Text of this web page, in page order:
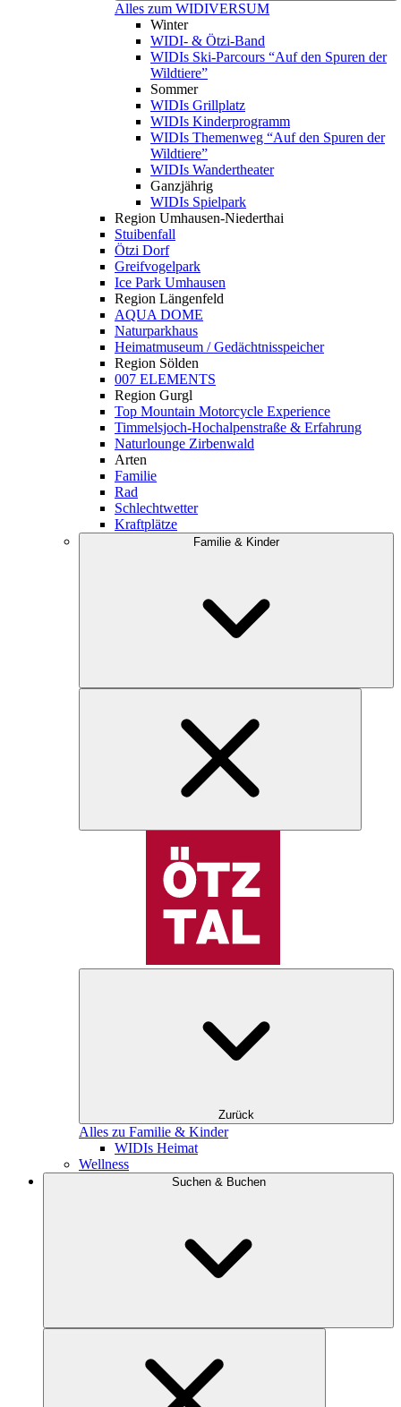
Alles zum WIDIVERSUM
Winter
WIDI- & Ötzi-Band
WIDIs Ski-Parcours “Auf den Spuren der
Wildtiere”
Sommer
WIDIs Grillplatz
WIDIs Kinderprogramm
WIDIs Themenweg “Auf den Spuren der
Wildtiere”
WIDIs Wandertheater
Ganzjährig
WIDIs Spielpark
Region Umhausen-Niederthai
Stuibenfall
Ötzi Dorf
Greifvogelpark
Ice Park Umhausen
Region Längenfeld
AQUA DOME
Naturparkhaus
Heimatmuseum / Gedächtnisspeicher
Region Sölden
007 ELEMENTS
Region Gurgl
Top Mountain Motorcycle Experience
Timmelsjoch-Hochalpenstraße & Erfahrung
Naturlounge Zirbenwald
Arten
Familie
Rad
Schlechtwetter
Kraftplätze
Familie & Kinder
Zurück
Alles zu Familie & Kinder
WIDIs Heimat
Wellness
Suchen & Buchen